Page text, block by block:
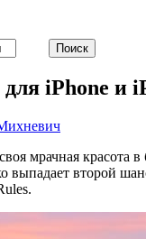
iPhone и
своя мрачная
выпадает второй